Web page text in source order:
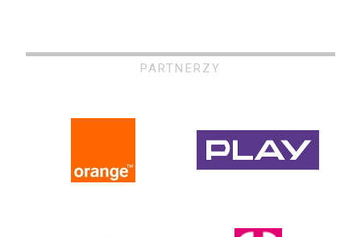
PARTNERZY